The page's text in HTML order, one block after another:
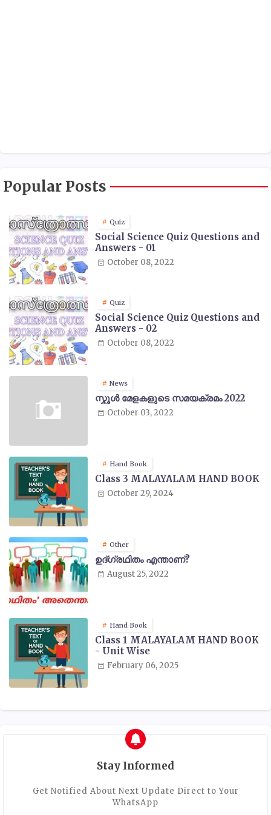
Popular Posts
Quiz
Social Science Quiz Questions and
Answers - 01
October 08, 2022
Quiz
Social Science Quiz Questions and
Answers - 02
October 08, 2022
News
സ്കൂൾ മേളകളുടെ സമയക്രമം 2022
October 03, 2022
Hand Book
Class 3 MALAYALAM HAND BOOK
October 29, 2024
Other
ഉദ്ഗ്രഥിതം എന്താണ്?
August 25, 2022
Hand Book
Class 1 MALAYALAM HAND BOOK
- Unit Wise
February 06, 2025
Stay Informed
Get Notified About Next Update Direct to Your
WhatsApp